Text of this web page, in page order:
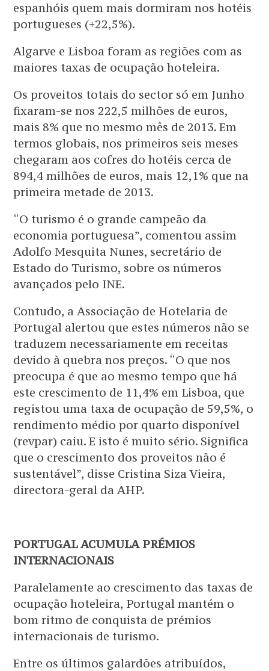
espanhóis quem mais dormiram nos hotéis
portugueses (+22,5%).
Algarve e Lisboa foram as regiões com as
maiores taxas de ocupação hoteleira.
Os proveitos totais do sector só em Junho
fixaram-se nos 222,5 milhões de euros,
mais 8% que no mesmo mês de 2013. Em
termos globais, nos primeiros seis meses
chegaram aos cofres do hotéis cerca de
894,4 milhões de euros, mais 12,1% que na
primeira metade de 2013.
“O turismo é o grande campeão da
economia portuguesa”, comentou assim
Adolfo Mesquita Nunes, secretário de
Estado do Turismo, sobre os números
avançados pelo INE.
Contudo, a Associação de Hotelaria de
Portugal alertou que estes números não se
traduzem necessariamente em receitas
devido à quebra nos preços. “O que nos
preocupa é que ao mesmo tempo que há
este crescimento de 11,4% em Lisboa, que
registou uma taxa de ocupação de 59,5%, o
rendimento médio por quarto disponível
(revpar) caiu. E isto é muito sério. Significa
que o crescimento dos proveitos não é
sustentável”, disse Cristina Siza Vieira,
directora-geral da AHP.
PORTUGAL ACUMULA PRÉMIOS
INTERNACIONAIS
Paralelamente ao crescimento das taxas de
ocupação hoteleira, Portugal mantém o
bom ritmo de conquista de prémios
internacionais de turismo.
Entre os últimos galardões atribuídos,